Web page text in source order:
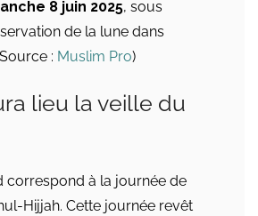
8 juin 2025, sous
de la lune dans
: Muslim Pro)
lieu la veille du
correspond à la journée de
Hijjah. Cette journée revêt